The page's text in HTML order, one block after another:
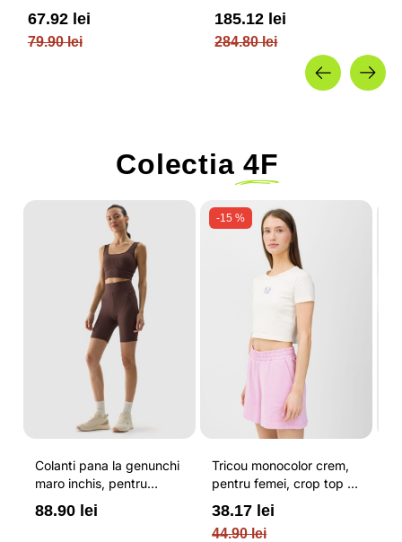
bumbac si cu croiala boxy
OUTHORN
79.90 lei
67.92 lei
impermeabila NEODRY 5
000 si permis de schi roz /
4F JUNIOR
284.80 lei
185.12 lei
Colectia 4F
Colanti pana la genunchi
maro inchis, pentru
femei, cu striatii si
cusaturi plate 4F
88.90 lei
-15 %
Tricou monocolor crem,
pentru femei, crop top si
croiala slim 4F
44.90 lei
38.17 lei